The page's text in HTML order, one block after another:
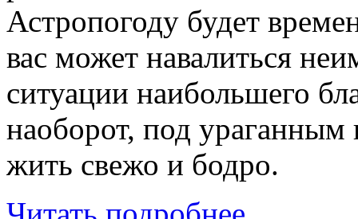
Астропогоду будет
вас может навалиться
ситуации наибольшего
наоборот, под ураганным
жить свежо и бодро.